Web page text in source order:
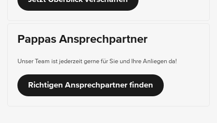
Pappas Ansprechpartner
Unser Team ist jederzeit gerne für Sie und Ihre Anliegen da!
Richtigen Ansprechpartner finden